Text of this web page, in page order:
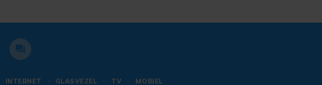
geen geld meer beschikbaar is.
INTERNET GLASVEZEL TV MOBIEL